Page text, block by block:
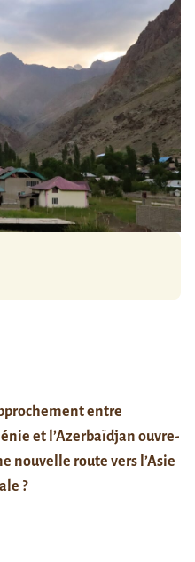
entre
et l’Azerbaïdjan ouvre-
nouvelle route vers l’Asie
?